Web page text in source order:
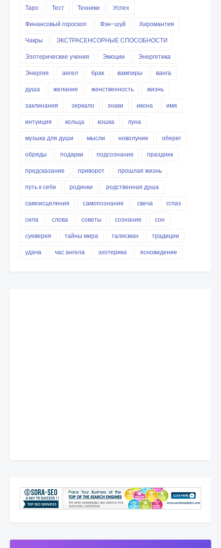
Таро
Тест Техники
Успех
Финансовый гороскоп
Фэн-шуй
Хиромантия
Чакры
ЭКСТРАСЕНСОРНЫЕ СПОСОБНОСТИ
Эзотерические учения
Эмоции
Энергетика
Энергия
ангел брак вампиры
ванга
душа
желание женственность
жизнь
заклинания
зеркало знаки икона
имя
интуиция
кольца кошка
луна
музыка для души
мысли новолуние
оберег
обряды
подарки подсознание
праздник
предсказание
приворот
прошлая жизнь
путь к себе
родинки
родственная душа
самоисцеления
самопознание свеча
сглаз
сила
слова советы сознание
сон
суеверия
тайны мира талисман
традиции
удача
час ангела эзотерика ясновидение